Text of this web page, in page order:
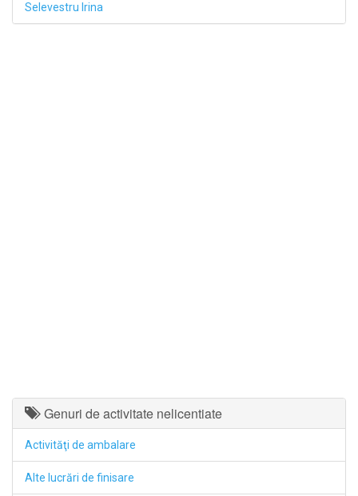
Selevestru Irina
Genuri de activitate nelicentiate
Activităţi de ambalare
Alte lucrări de finisare